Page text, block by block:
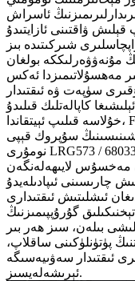
ئاسراش
شىركىتىدە بىز
مۇنەۋۋەرلىككە بولغان
مەھسۇلاتىمىزدا ئەكس
سۈپەت ۋە ئىقتىدار
خۇلاسە قىلىپ ئېيتقاندا، Fangjie ئاپتوموبىل زاپچاسلىرى چەكلىك
سۇپروك قېپى (مودېل
نومۇرى LRG573 / 68033354) يۈك ماشىنىلىرىڭىزنىڭ يۈك
لايىھەلەنگەن
ئىشلىتىش ئىقتىدارى
گۇرۇپپىمىزنىڭ
بىلەن، سىز ھەر بىر
پۈتۈنلۈكىنى ساقلاپ،
ئىقتىدار سەۋىيەسىگە
ئېرىشەلەيسىز.